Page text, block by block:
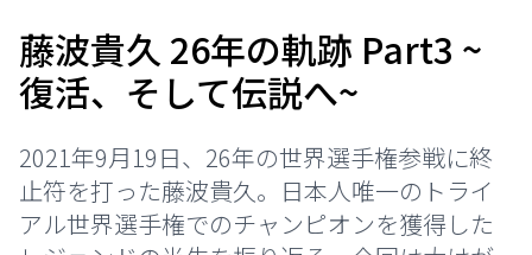
藤波貴久 26年の軌跡 Part3 ~
復活、そして伝説へ~
2021年9月19日、26年の世界選手権参戦に終
止符を打った藤波貴久。日本人唯一のトライ
アル世界選手権でのチャンピオンを獲得した